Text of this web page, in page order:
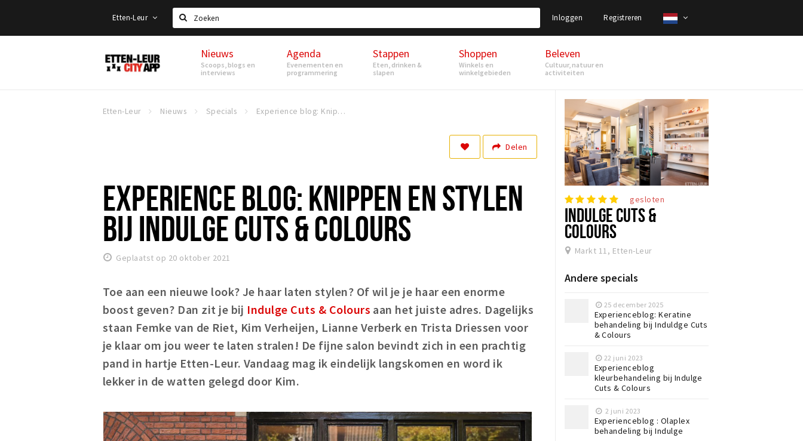
Etten-Leur
Zoeken
Inloggen Registreren
Etten-
Leur
Nieuws
Scoops, blogs en
interviews
Agenda
Evenementen en
programmering
Stappen
Eten, drinken &
slapen
Shoppen
Winkels en
winkelgebieden
Beleven
Cultuur, natuur en
activiteiten
Etten-Leur Nieuws Specials Experience blog: Knippen en Stylen bij Indulge Cuts & Colours
Delen
EXPERIENCE BLOG: KNIPPEN EN STYLEN
BIJ INDULGE CUTS & COLOURS
Geplaatst op 20 oktober 2021
Toe aan een nieuwe look? Je haar laten stylen? Of wil je je haar een enorme
boost geven? Dan zit je bij Indulge Cuts & Colours aan het juiste adres. Dagelijks
staan Femke van de Riet, Kim Verheijen, Lianne Verberk en Trista Driessen voor
je klaar om jou weer te laten stralen! De fijne salon bevindt zich in een prachtig
pand in hartje Etten-Leur. Vandaag mag ik eindelijk langskomen en word ik
lekker in de watten gelegd door Kim.
gesloten
INDULGE CUTS &
COLOURS
Markt 11, Etten-Leur
Andere specials
25 december 2025
Experienceblog: Keratine
behandeling bij Induldge Cuts
& Colours
22 juni 2023
Experienceblog
kleurbehandeling bij Indulge
Cuts & Colours
2 juni 2023
Experienceblog : Olaplex
behandeling bij Indulge